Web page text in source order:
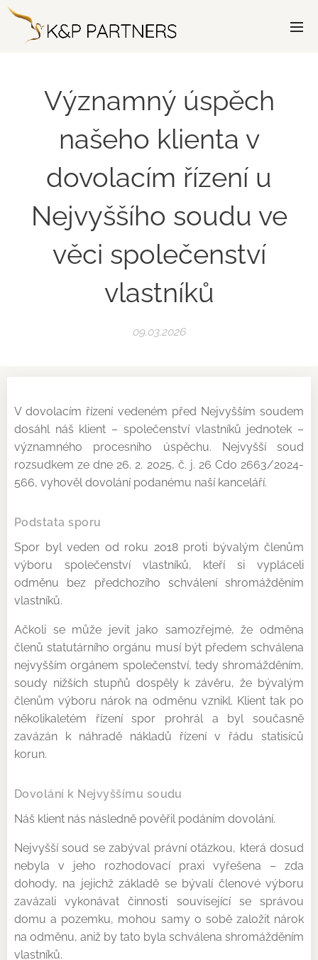
Významný úspěch
našeho klienta v
dovolacím řízení u
Nejvyššího soudu ve
věci společenství
vlastníků
09.03.2026
V dovolacím řízení vedeném před Nejvyšším soudem
dosáhl náš klient – společenství vlastníků jednotek –
významného procesního úspěchu. Nejvyšší soud
rozsudkem ze dne 26. 2. 2025, č. j. 26 Cdo 2663/2024-
566, vyhověl dovolání podanému naší kanceláří.
Podstata sporu
Spor byl veden od roku 2018 proti bývalým členům
výboru společenství vlastníků, kteří si vypláceli
odměnu bez předchozího schválení shromážděním
vlastníků.
Ačkoli se může jevit jako samozřejmé, že odměna
členů statutárního orgánu musí být předem schválena
nejvyšším orgánem společenství, tedy shromážděním,
soudy nižších stupňů dospěly k závěru, že bývalým
členům výboru nárok na odměnu vznikl. Klient tak po
několikaletém řízení spor prohrál a byl současně
zavázán k náhradě nákladů řízení v řádu statisíců
korun.
Dovolání k Nejvyššímu soudu
Náš klient nás následně pověřil podáním dovolání.
Nejvyšší soud se zabýval právní otázkou, která dosud
nebyla v jeho rozhodovací praxi vyřešena – zda
dohody, na jejichž základě se bývalí členové výboru
zavázali vykonávat činnosti související se správou
domu a pozemku, mohou samy o sobě založit nárok
na odměnu, aniž by tato byla schválena shromážděním
vlastníků.